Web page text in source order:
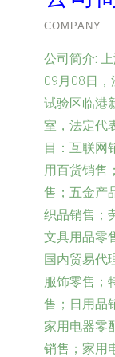
COMPANY
公司简介:
09月08日
试验区临港
室，法定代
目：互联网
用百货销售
售；五金产
织品销售；
文具用品零
国内贸易代
服饰零售；
售；日用品
家用电器零
销售；家用